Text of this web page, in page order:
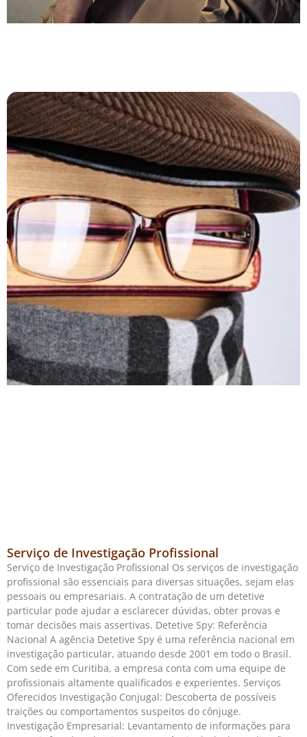
Serviço de Investigação Profissional
Serviço de Investigação Profissional Os serviços de investigação
profissional são essenciais para diversas situações, sejam elas
pessoais ou empresariais. A contratação de um detetive
particular pode ajudar a esclarecer dúvidas, obter provas e
tomar decisões mais assertivas. Detetive Spy: Referência
Nacional A agência Detetive Spy é uma referência nacional em
investigação particular, atuando desde 2001 em todo o Brasil.
Com sede em Curitiba, a empresa conta com uma equipe de
profissionais altamente qualificados e experientes. Serviços
Oferecidos Investigação Conjugal: Descoberta de possíveis
traições ou comportamentos suspeitos do cônjuge.
Investigação Empresarial: Levantamento de informações para